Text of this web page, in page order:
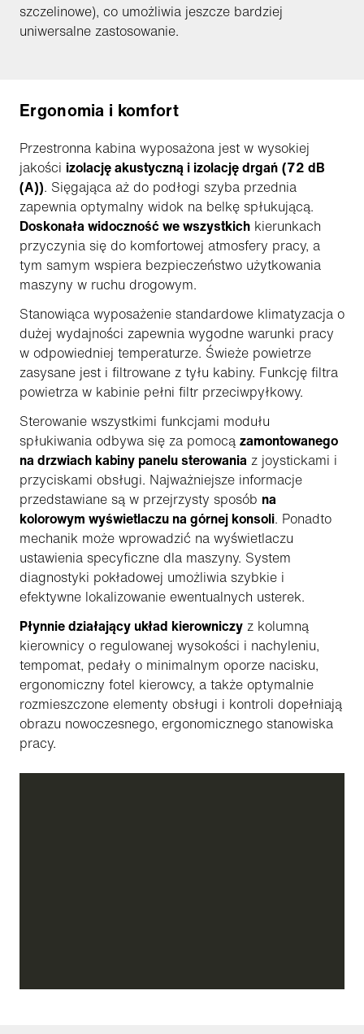
szczelinowe), co umożliwia jeszcze bardziej
uniwersalne zastosowanie.
Ergonomia i komfort
Przestronna kabina wyposażona jest w wysokiej
jakości izolację akustyczną i izolację drgań (72 dB
(A)). Sięgająca aż do podłogi szyba przednia
zapewnia optymalny widok na belkę spłukującą.
Doskonała widoczność we wszystkich kierunkach
przyczynia się do komfortowej atmosfery pracy, a
tym samym wspiera bezpieczeństwo użytkowania
maszyny w ruchu drogowym.
Stanowiąca wyposażenie standardowe klimatyzacja o
dużej wydajności zapewnia wygodne warunki pracy
w odpowiedniej temperaturze. Świeże powietrze
zasysane jest i filtrowane z tyłu kabiny. Funkcję filtra
powietrza w kabinie pełni filtr przeciwpyłkowy.
Sterowanie wszystkimi funkcjami modułu
spłukiwania odbywa się za pomocą zamontowanego
na drzwiach kabiny panelu sterowania z joystickami i
przyciskami obsługi. Najważniejsze informacje
przedstawiane są w przejrzysty sposób na
kolorowym wyświetlaczu na górnej konsoli. Ponadto
mechanik może wprowadzić na wyświetlaczu
ustawienia specyficzne dla maszyny. System
diagnostyki pokładowej umożliwia szybkie i
efektywne lokalizowanie ewentualnych usterek.
Płynnie działający układ kierowniczy z kolumną
kierownicy o regulowanej wysokości i nachyleniu,
tempomat, pedały o minimalnym oporze nacisku,
ergonomiczny fotel kierowcy, a także optymalnie
rozmieszczone elementy obsługi i kontroli dopełniają
obrazu nowoczesnego, ergonomicznego stanowiska
pracy.